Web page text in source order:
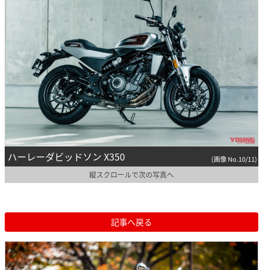
ハーレーダビッドソン X350 (画像 No.10/11)
縦スクロールで次の写真へ
記事へ戻る